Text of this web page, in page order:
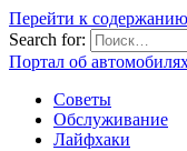
Перейти к содержанию
Search for:
Портал об
Советы
Обслуживание
Лайфхаки